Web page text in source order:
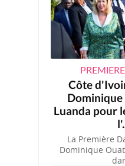
Côte
Luanda pour
La Première
Dominique